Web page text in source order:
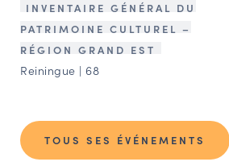
INVENTAIRE GÉNÉRAL DU
PATRIMOINE CULTUREL –
RÉGION GRAND EST
Reiningue | 68
TOUS SES ÉVÉNEMENTS